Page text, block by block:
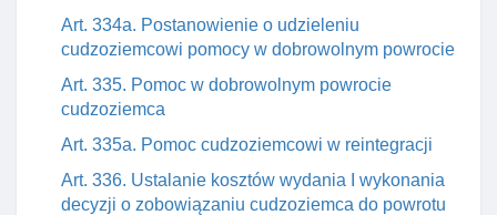
Art. 334a. Postanowienie o udzieleniu
cudzoziemcowi pomocy w dobrowolnym powrocie
Art. 335. Pomoc w dobrowolnym powrocie
cudzoziemca
Art. 335a. Pomoc cudzoziemcowi w reintegracji
Art. 336. Ustalanie kosztów wydania I wykonania
decyzji o zobowiązaniu cudzoziemca do powrotu